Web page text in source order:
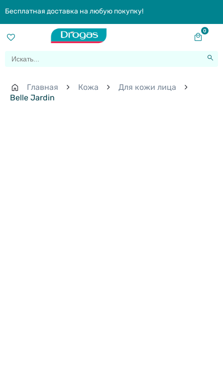
Бесплатная доставка на любую покупку!
0
Главная Кожа
Для кожи лица
Belle Jardin